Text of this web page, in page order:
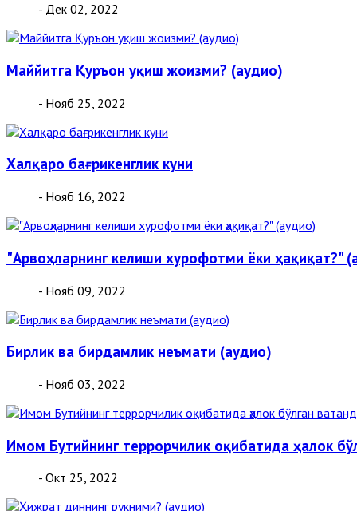
- Дек 02, 2022
Маййитга Қуръон уқиш жоизми? (аудио)
- Нояб 25, 2022
Халқаро бағрикенглик куни
- Нояб 16, 2022
"Арвоҳларнинг келиши хурофотми ёки ҳақиқат?"
- Нояб 09, 2022
Бирлик ва бирдамлик неъмати (аудио)
- Нояб 03, 2022
Имом Бутийнинг террорчилик оқибатида ҳалок
- Окт 25, 2022